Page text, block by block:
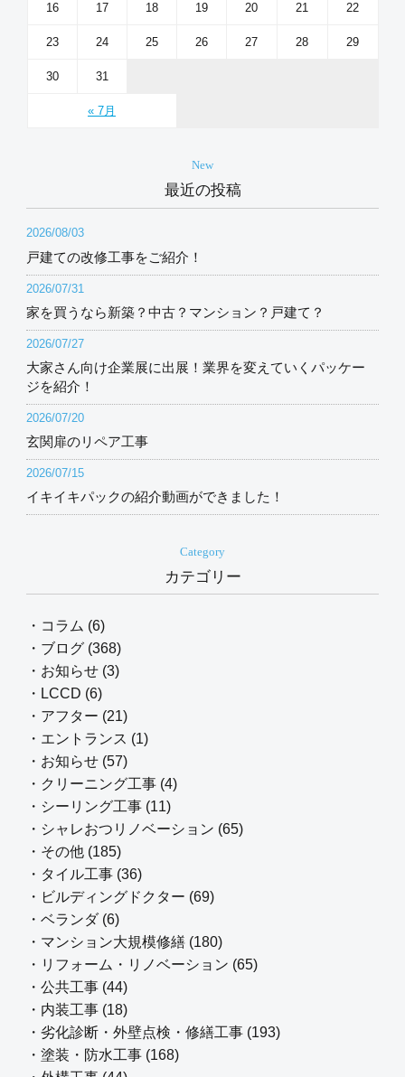
« 7月
16 17 18 19 20 21 22
23 24 25 26 27 28 29
30 31
New
最近の投稿
2026/08/03
戸建ての改修工事をご紹介！
2026/07/31
家を買うなら新築？中古？マンション？戸建て？
2026/07/27
大家さん向け企業展に出展！業界を変えていくパッケー
ジを紹介！
2026/07/20
玄関扉のリペア工事
2026/07/15
イキイキパックの紹介動画ができました！
Category
カテゴリー
・コラム (6)
・ブログ (368)
・お知らせ (3)
・LCCD (6)
・アフター (21)
・エントランス (1)
・お知らせ (57)
・クリーニング工事 (4)
・シーリング工事 (11)
・シャレおつリノベーション (65)
・その他 (185)
・タイル工事 (36)
・ビルディングドクター (69)
・ベランダ (6)
・マンション大規模修繕 (180)
・リフォーム・リノベーション (65)
・公共工事 (44)
・内装工事 (18)
・劣化診断・外壁点検・修繕工事 (193)
・塗装・防水工事 (168)